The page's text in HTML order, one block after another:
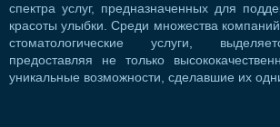
спектра услуг, предназначенных для
красоты улыбки. Среди множества
стоматологические услуги,
предоставляя не только
уникальные возможности, сделавшие их